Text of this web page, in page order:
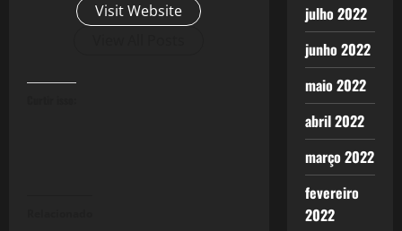
Visit Website
julho 2022
junho 2022
maio 2022
abril 2022
março 2022
fevereiro
2022